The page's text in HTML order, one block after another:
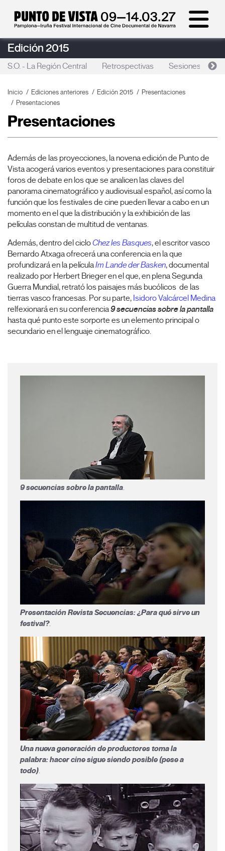
Edición 2015
S.O. - La Región Central Retrospectivas Sesiones
Inicio Ediciones anteriores Edición 2015
Presentaciones
Presentaciones
Presentaciones
Además de las proyecciones, la novena edición de Punto de
Vista acogerá varios eventos y presentaciones para constituir
foros de debate en los que se analicen las claves del
panorama cinematográfico y audiovisual español, así como la
función que los festivales de cine pueden llevar a cabo en un
momento en el que la distribución y la exhibición de las
películas constan de multitud de ventanas.
Además, dentro del cicloChez les Basques, el escritor vasco
Bernardo Atxaga ofrecerá una conferencia en la que
profundizará en la películaIm Lande der Basken, documental
realizado por Herbert Brieger en el que, en plena Segunda
Guerra Mundial, retrató los paisajes más bucólicos de las
tierras vasco francesas. Por su parte, Isidoro Valcárcel Medina
relfexionará en su conferencia9 secuencias sobre la pantalla
hasta qué punto este sorporte es un elemento principal o
secundario en el lenguaje cinematográfico.
9 secuencias sobre la pantalla.
Presentación Revista Secuencias: ¿Para qué sirve un
festival?.
Una nueva generación de productores toma la
palabra: hacer cine sigue siendo posible (pese a
todo).